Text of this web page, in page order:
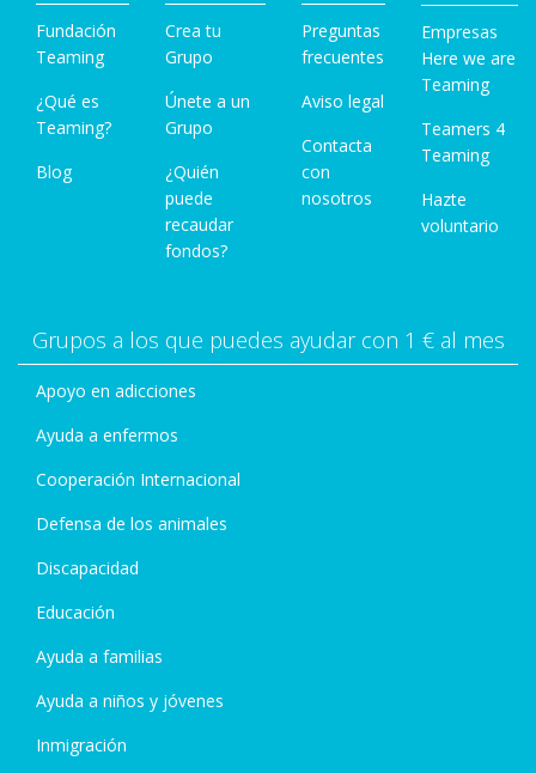
Fundación
Teaming
¿Qué es
Teaming?
Blog
Crea tu
Grupo
Únete a un
Grupo
¿Quién
puede
recaudar
fondos?
Preguntas
frecuentes
Aviso legal
Contacta
con
nosotros
Empresas
Here we are
Teaming
Teamers 4
Teaming
Hazte
voluntario
Grupos a los que puedes ayudar con 1 € al mes
Apoyo en adicciones
Ayuda a enfermos
Cooperación Internacional
Defensa de los animales
Discapacidad
Educación
Ayuda a familias
Ayuda a niños y jóvenes
Inmigración